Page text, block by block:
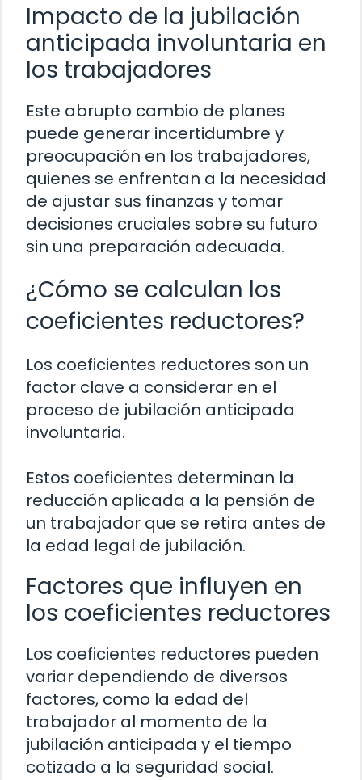
Impacto de la jubilación
anticipada involuntaria en
los trabajadores
Este abrupto cambio de planes
puede generar incertidumbre y
preocupación en los trabajadores,
quienes se enfrentan a la necesidad
de ajustar sus finanzas y tomar
decisiones cruciales sobre su futuro
sin una preparación adecuada.
¿Cómo se calculan los
coeficientes reductores?
Los coeficientes reductores son un
factor clave a considerar en el
proceso de jubilación anticipada
involuntaria.
Estos coeficientes determinan la
reducción aplicada a la pensión de
un trabajador que se retira antes de
la edad legal de jubilación.
Factores que influyen en
los coeficientes reductores
Los coeficientes reductores pueden
variar dependiendo de diversos
factores, como la edad del
trabajador al momento de la
jubilación anticipada y el tiempo
cotizado a la seguridad social.